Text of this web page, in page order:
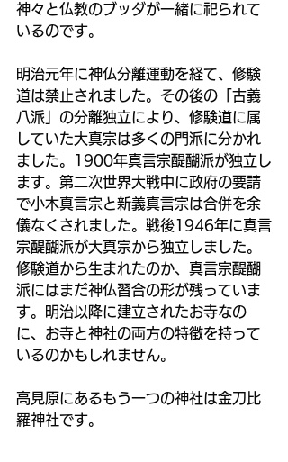
神々と仏教のブッダが一緒に祀られて
いるのです。
明治元年に神仏分離運動を経て、修験
道は禁止されました。その後の「古義
八派」の分離独立により、修験道に属
していた大真宗は多くの門派に分かれ
ました。1900年真言宗醍醐派が独立し
ます。第二次世界大戦中に政府の要請
で小木真言宗と新義真言宗は合併を余
儀なくされました。戦後1946年に真言
宗醍醐派が大真宗から独立しました。
修験道から生まれたのか、真言宗醍醐
派にはまだ神仏習合の形が残っていま
す。明治以降に建立されたお寺なの
に、お寺と神社の両方の特徴を持って
いるのかもしれません。
高見原にあるもう一つの神社は金刀比
羅神社です。